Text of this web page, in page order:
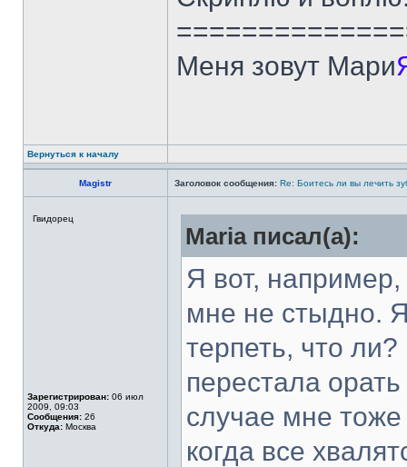
Меня зовут Мари
Вернуться к началу
Magistr Заголовок сообщения: Re: Боитесь ли вы лечить
Гвидорец
Зарегистрирован: 06 июл
2009, 09:03
Сообщения: 26
Откуда: Москва
Maria писал(а):
Я вот,
мне не стыдно.
терпеть, что
перестала
случае мне
когда все